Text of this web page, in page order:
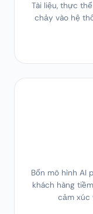
Tài liệu, thực
chảy vào hệ
Bốn mô hình AI
khách hàng
cảm xúc